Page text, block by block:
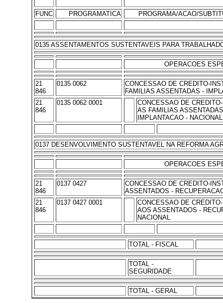
FUNC PROGRAMATICA PROGRAMA/ACAO/
0135 ASSENTAMENTOS SUSTENTAVEIS PARA
OPERACOES
21
846
0135 0062
CONCESSAO DE CREDITO-
FAMILIAS ASSENTADAS -
21
846
0135 0062 0001
CONCESSAO DE
AS FAMILIAS
IMPLANTACAO - NACIONAL
0137 DESENVOLVIMENTO SUSTENTAVEL NA REFORMA
OPERACOES
21
846
0137 0427
CONCESSAO DE CREDITO-
ASSENTADOS -
21
846
0137 0427 0001
CONCESSAO DE
AOS ASSENTADOS -
NACIONAL
TOTAL - FISCAL
TOTAL -
SEGURIDADE
TOTAL - GERAL